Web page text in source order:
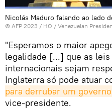
Nicolás Maduro falando ao lado
© AFP 2023 / HO / Venezuelan
"Esperamos o maior
legalidade [...] que as
internacionais sejam
Inglaterra só pode atuar
para derrubar um
vice-presidente.